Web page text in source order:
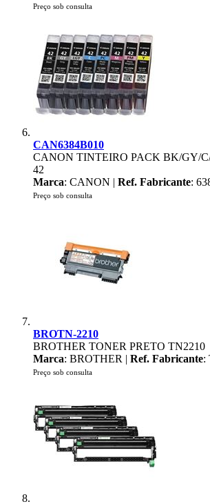
Preço sob consulta
CAN6384B010
CANON TINTEIRO PACK BK/GY/
42
Marca: CANON | Ref. Fabricante:
Preço sob consulta
BROTN-2210
BROTHER TONER PRETO TN2210
Marca: BROTHER | Ref. Fabricante:
Preço sob consulta